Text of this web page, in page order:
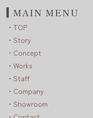
MAIN MENU
TOP
Story
Concept
Works
Staff
Company
Showroom